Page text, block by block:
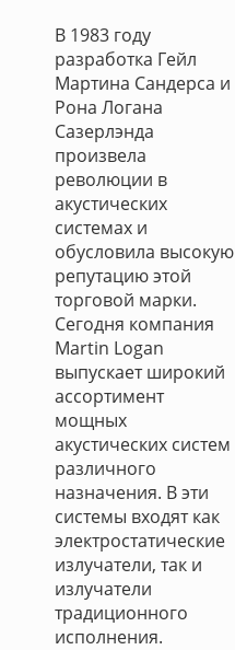
В 1983 году
разработка Гейл
Мартина Сандерса и
Рона Логана
Сазерлэнда
произвела
революции в
акустических
системах и
обусловила высокую
репутацию этой
торговой марки.
Сегодня компания
Martin Logan
выпускает широкий
ассортимент
мощных
акустических систем
различного
назначения. В эти
системы входят как
электростатические
излучатели, так и
излучатели
традиционного
исполнения.